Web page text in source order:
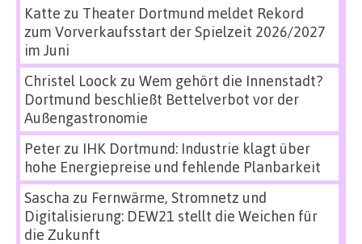
Katte zu Theater Dortmund meldet Rekord
zum Vorverkaufsstart der Spielzeit 2026/2027
im Juni
Christel Loock zu Wem gehört die Innenstadt?
Dortmund beschließt Bettelverbot vor der
Außengastronomie
Peterzu IHK Dortmund: Industrie klagt über
hohe Energiepreise und fehlende Planbarkeit
Sascha zu Fernwärme, Stromnetz und
Digitalisierung: DEW21 stellt die Weichen für
die Zukunft